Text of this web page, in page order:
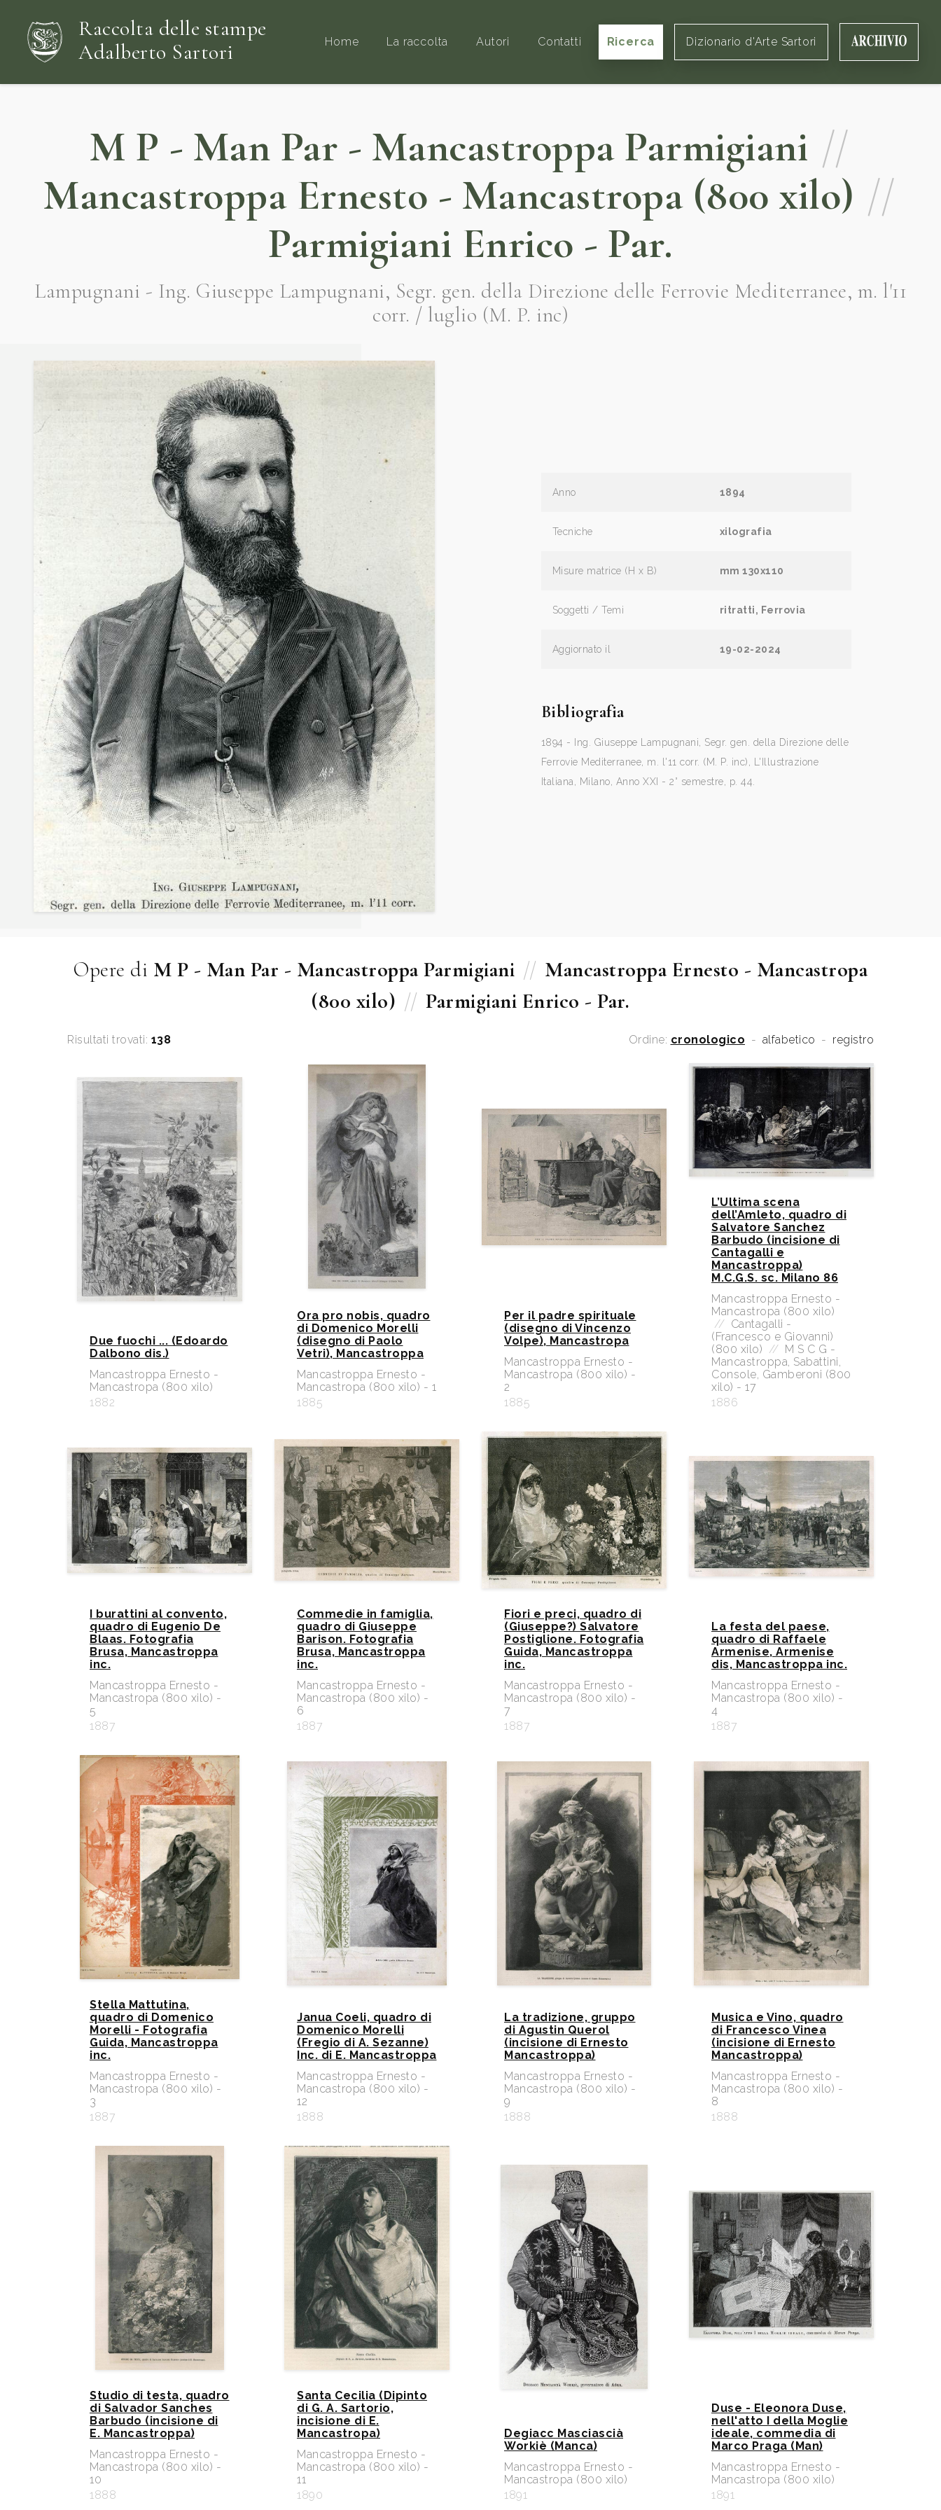
Raccolta delle stampe
Adalberto Sartori
Home La raccolta Autori Contatti Ricerca Dizionario d'Arte Sartori
M P - Man Par - Mancastroppa Parmigiani //
Mancastroppa Ernesto - Mancastropa (800 xilo) //
Parmigiani Enrico - Par.
Lampugnani - Ing. Giuseppe Lampugnani, Segr. gen. della Direzione delle Ferrovie Mediterranee, m. l'11
corr. / luglio (M. P. inc)
Anno 1894
Tecniche xilografia
Misure matrice (H x B) mm 130x110
Soggetti / Temi ritratti, Ferrovia
Aggiornato il 19-02-2024
Bibliografia
1894 - Ing. Giuseppe Lampugnani, Segr. gen. della Direzione delle
Ferrovie Mediterranee, m. l'11 corr. (M. P. inc), L'Illustrazione
Italiana, Milano, Anno XXI - 2° semestre, p. 44.
Opere di M P - Man Par - Mancastroppa Parmigiani // Mancastroppa Ernesto - Mancastropa
(800 xilo) // Parmigiani Enrico - Par.
Risultati trovati: 138 Ordine: cronologico - alfabetico - registro
Due fuochi ... (Edoardo
Dalbono dis.)
Mancastroppa Ernesto -
Mancastropa (800 xilo)
1882
Ora pro nobis, quadro
di Domenico Morelli
(disegno di Paolo
Vetri), Mancastroppa
Mancastroppa Ernesto -
Mancastropa (800 xilo) - 1
1885
Per il padre spirituale
(disegno di Vincenzo
Volpe), Mancastropa
Mancastroppa Ernesto -
Mancastropa (800 xilo) -
2
1885
L’Ultima scena
dell’Amleto, quadro di
Salvatore Sanchez
Barbudo (incisione di
Cantagalli e
Mancastroppa)
M.C.G.S. sc. Milano 86
Mancastroppa Ernesto -
Mancastropa (800 xilo)
// Cantagalli -
(Francesco e Giovanni)
(800 xilo) // M S C G -
Mancastroppa, Sabattini,
Console, Gamberoni (800
xilo) - 17
1886
I burattini al convento,
quadro di Eugenio De
Blaas. Fotografia
Brusa, Mancastroppa
inc.
Mancastroppa Ernesto -
Mancastropa (800 xilo) -
5
1887
Commedie in famiglia,
quadro di Giuseppe
Barison. Fotografia
Brusa, Mancastroppa
inc.
Mancastroppa Ernesto -
Mancastropa (800 xilo) -
6
1887
Fiori e preci, quadro di
(Giuseppe?) Salvatore
Postiglione. Fotografia
Guida, Mancastroppa
inc.
Mancastroppa Ernesto -
Mancastropa (800 xilo) -
7
1887
La festa del paese,
quadro di Raffaele
Armenise, Armenise
dis, Mancastroppa inc.
Mancastroppa Ernesto -
Mancastropa (800 xilo) -
4
1887
Stella Mattutina,
quadro di Domenico
Morelli - Fotografia
Guida, Mancastroppa
inc.
Mancastroppa Ernesto -
Mancastropa (800 xilo) -
3
1887
Janua Coeli, quadro di
Domenico Morelli
(Fregio di A. Sezanne)
Inc. di E. Mancastroppa
Mancastroppa Ernesto -
Mancastropa (800 xilo) -
12
1888
La tradizione, gruppo
di Agustin Querol
(incisione di Ernesto
Mancastroppa)
Mancastroppa Ernesto -
Mancastropa (800 xilo) -
9
1888
Musica e Vino, quadro
di Francesco Vinea
(incisione di Ernesto
Mancastroppa)
Mancastroppa Ernesto -
Mancastropa (800 xilo) -
8
1888
Studio di testa, quadro
di Salvador Sanches
Barbudo (incisione di
E. Mancastroppa)
Mancastroppa Ernesto -
Mancastropa (800 xilo) -
10
1888
Santa Cecilia (Dipinto
di G. A. Sartorio,
incisione di E.
Mancastropa)
Mancastroppa Ernesto -
Mancastropa (800 xilo) -
11
1890
Degiacc Masciascià
Workiè (Manca)
Mancastroppa Ernesto -
Mancastropa (800 xilo)
1891
Duse - Eleonora Duse,
nell'atto I della Moglie
ideale, commedia di
Marco Praga (Man)
Mancastroppa Ernesto -
Mancastropa (800 xilo)
1891